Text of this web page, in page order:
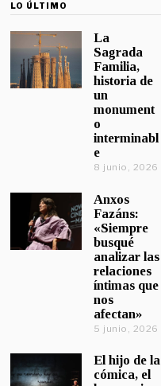
LO ÚLTIMO
La
Sagrada
Familia,
historia de
un
monument
o
interminabl
e
8 junio, 2026
Anxos
Fazáns:
«Siempre
busqué
analizar las
relaciones
íntimas que
nos
afectan»
5 junio, 2026
El hijo de la
cómica, el